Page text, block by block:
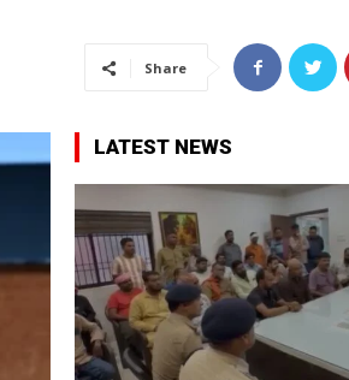
Share
LATEST NEWS